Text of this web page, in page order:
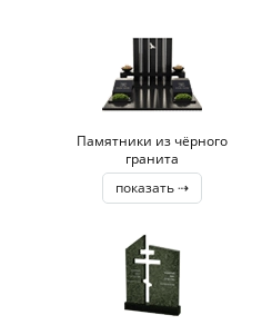
Памятники из чёрного
гранита
показать ⇢